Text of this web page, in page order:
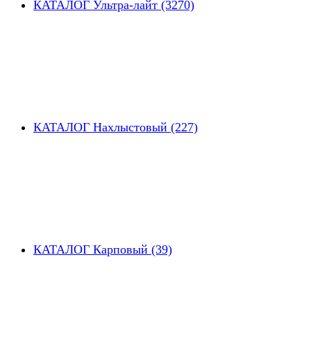
КАТАЛОГ Ультра-лайт (3270)
КАТАЛОГ Нахлыстовый (227)
КАТАЛОГ Карповый (39)